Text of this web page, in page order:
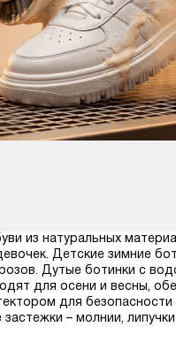
из натуральных
Детские зимние
Дутые ботинки с
для осени и весны,
для
– молнии,